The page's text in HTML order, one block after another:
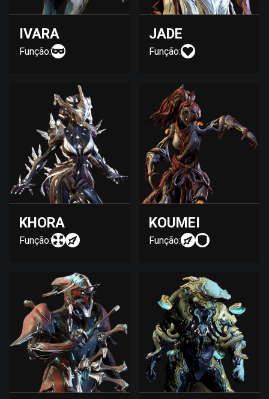
IVARA
Função:
JADE
Função:
KHORA
Função:
KOUMEI
Função: